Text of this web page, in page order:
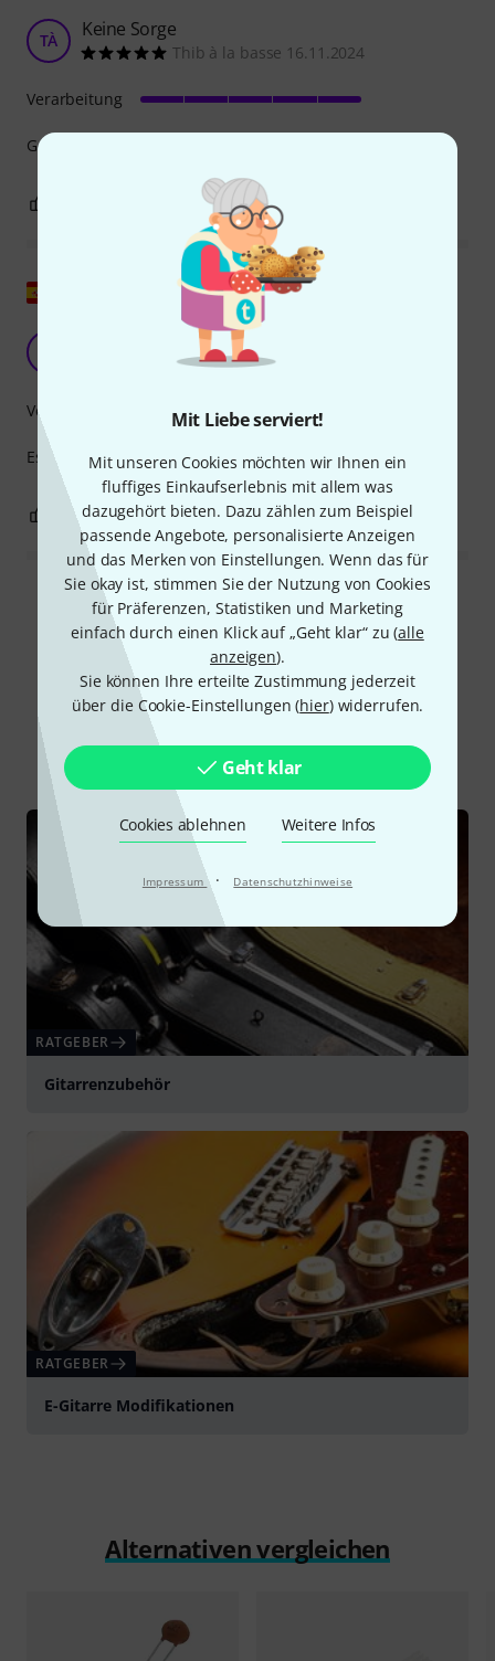
Mit Liebe serviert!
Mit unseren Cookies möchten wir Ihnen ein
fluffiges Einkaufserlebnis mit allem was
dazugehört bieten. Dazu zählen zum Beispiel
passende Angebote, personalisierte Anzeigen
und das Merken von Einstellungen. Wenn das für
Sie okay ist, stimmen Sie der Nutzung von Cookies
für Präferenzen, Statistiken und Marketing
einfach durch einen Klick auf „Geht klar“ zu (alle
anzeigen).
Sie können Ihre erteilte Zustimmung jederzeit
über die Cookie-Einstellungen (hier) widerrufen.
Geht klar
Cookies ablehnen Weitere Infos
Impressum · Datenschutzhinweise
TÀ Keine Sorge
Thib à la basse 16.11.2024
Gepaart mit einem DiMarzio MODEL P-Tonabnehmer.
Verarbeitung
BEWERTUNG MELDEN
Original zeigen
Veintiocho 30.10.2024
Es ist ein interessanter Wert für einen Jazzbass
Verarbeitung
0 BEWERTUNG MELDEN
Alle Bewertungen lesen
Schon gewusst?
Ratgeber
RATGEBER
Gitarrenzubehör
RATGEBER
E-Gitarre Modifikationen
Alternativen vergleichen